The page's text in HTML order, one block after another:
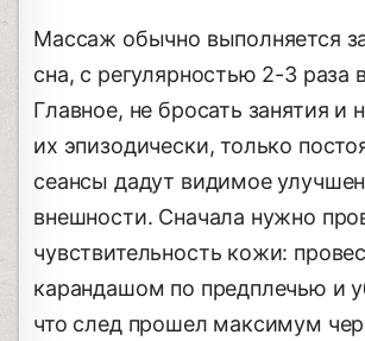
Массаж обычно выполняется
сна, с регулярностью 2-3 раза
Главное, не бросать занятия и
их эпизодически, только
сеансы дадут видимое
внешности. Сначала нужно
чувствительность кожи:
карандашом по предплечью и
что след прошел максимум